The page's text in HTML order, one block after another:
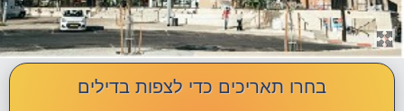
בחרו תאריכים כדי לצפות בדילים